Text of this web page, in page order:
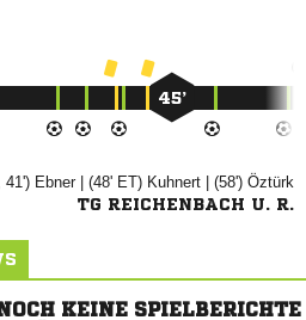
45’
41') | (48' ET)  | (58') 
TG REICHENBACH U. R.
KEINE SPIELBERICHTE